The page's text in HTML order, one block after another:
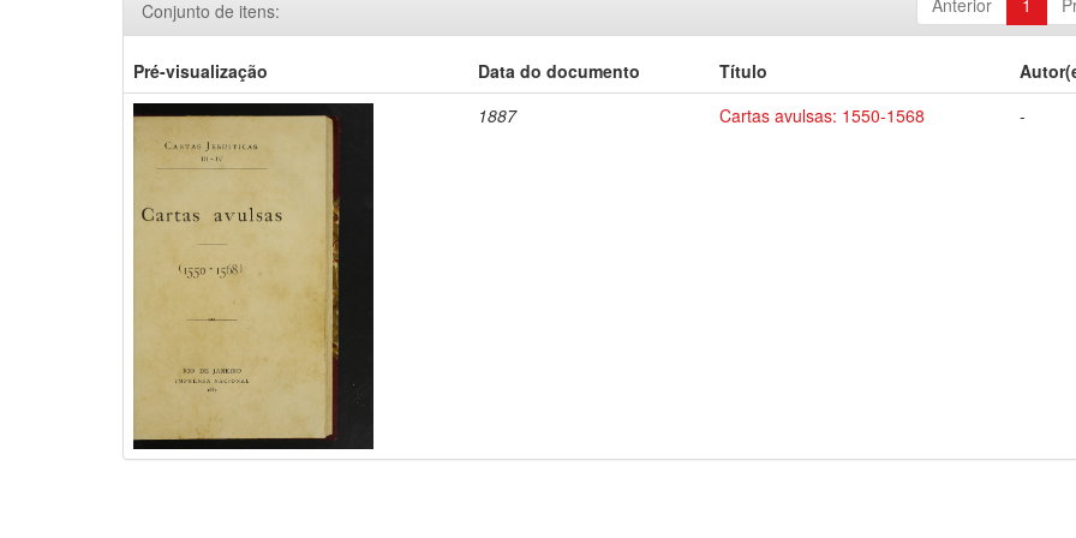
Anterior 1
Conjunto de itens:
Pré-visualização Data do documento Título
1887
Cartas avulsas: 1550-1568 -